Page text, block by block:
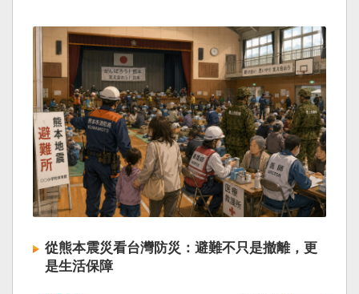
從熊本震災看台灣防災：避難不只是撤離，更
是生活保障